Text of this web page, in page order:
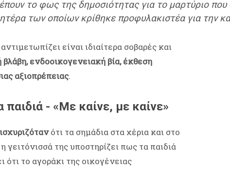
το φως της δημοσιότητας για το μαρτύριο
των οποίων κρίθηκε προφυλακιστέα για την
είναι ιδιαίτερα σοβαρές και
ενδοοικογενειακή βία, έκθεση
αξιοπρέπειας.
παιδιά - «Με καίνε, με καίνε»
ότι τα σημάδια στα χέρια και στο
η γειτόνισσά της υποστηρίζει πως τα παιδιά
ότι το αγοράκι της οικογένειας